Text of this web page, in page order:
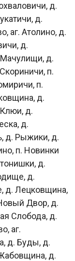
д.
д.
аг. Атолино, д.
д.
д.
п.
п.
д.
д.
д.
д. Рыжики, д.
п. Новинки
д.
д.
д. Лецковщина,
Двор, д.
Слобода, д.
аг.
д. Буды, д.
д.